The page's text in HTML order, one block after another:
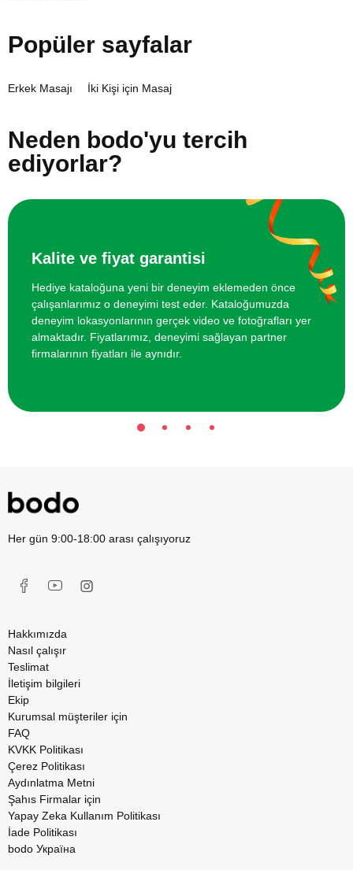
İki Kişi için Sıcak Taş Masajı
İki Kişi için Refleksoloji Masajı 5000 TL
Popüler sayfalar
Erkek Masajı İki Kişi için Masaj
Neden bodo'yu tercih
ediyorlar?
Kalite ve fiyat garantisi
Hediye kataloğuna yeni bir deneyim eklemeden önce
çalışanlarımız o deneyimi test eder. Kataloğumuzda
deneyim lokasyonlarının gerçek video ve fotoğrafları yer
almaktadır. Fiyatlarımız, deneyimi sağlayan partner
firmalarının fiyatları ile aynıdır.
Her gün 9:00-18:00 arası çalışıyoruz
Hakkımızda
Nasıl çalışır
Teslimat
İletişim bilgileri
Ekip
Kurumsal müşteriler için
FAQ
KVKK Politikası
Çerez Politikası
Aydınlatma Metni
Şahıs Firmalar için
Yapay Zeka Kullanım Politikası
İade Politikası
bodo Україна